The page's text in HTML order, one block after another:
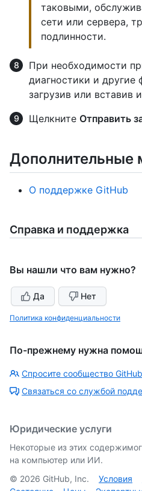
таковыми,
сети или сервера,
подлинности.
При необходимости
диагностики и
загрузив или вставив
Щелкните Отправить
Дополнительные
О поддержке GitHub
Справка и поддержка
Вы нашли что вам нужно?
Да Нет
Политика конфиденциальности
По-прежнему нужна
Спросите сообщество GitHub
Связаться со службой
Юридические услуги
Некоторые из этих
на компьютер или ИИ.
© 2026 GitHub, Inc. Условия